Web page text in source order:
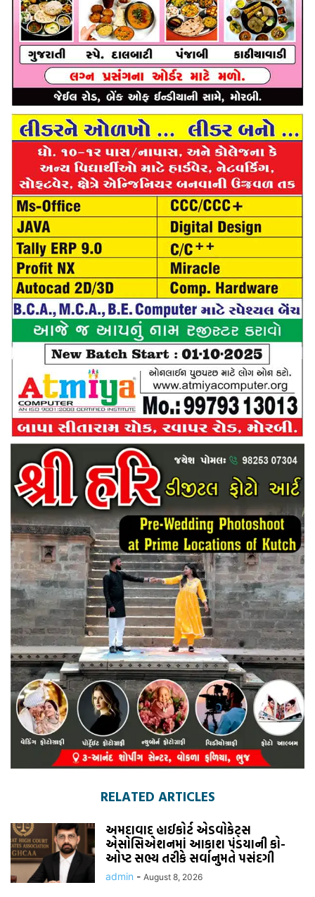
RELATED ARTICLES
અમદાવાદ હાઈકોર્ટ એડવોકેટ્સ
એસોસિએશનમાં આકાશ પંડયાની કો-
ઓપ્ટ સભ્ય તરીકે સર્વાનુમતે પસંદગી
admin - August 8, 2026